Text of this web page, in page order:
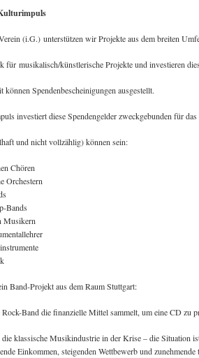
(i.G.) unterstützen wir Projekte aus dem breiten
für musikalisch/künstlerische Projekte und investieren
Spendenbescheinigungen ausgestellt.
investiert diese Spendengelder zweckgebunden für
und nicht vollzählig) können sein:
Chören
Orchestern
Bands
Musikern
Band-Projekt aus dem Raum Stuttgart:
Band die finanzielle Mittel sammelt, um eine CD zu
die klassische Musikindustrie in der Krise – die Situation
Einkommen, steigenden Wettbewerb und